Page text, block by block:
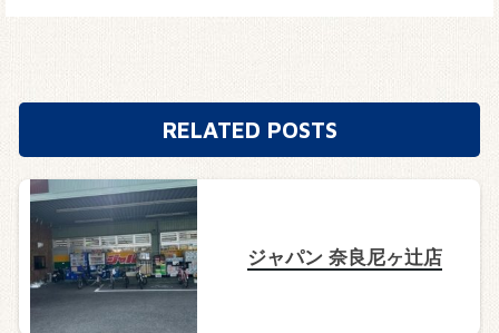
RELATED POSTS
ジャパン 奈良尼ヶ辻店